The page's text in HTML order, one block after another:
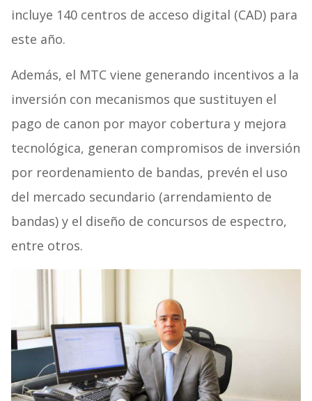
incluye 140 centros de acceso digital (CAD) para
este año.
Además, el MTC viene generando incentivos a la
inversión con mecanismos que sustituyen el
pago de canon por mayor cobertura y mejora
tecnológica, generan compromisos de inversión
por reordenamiento de bandas, prevén el uso
del mercado secundario (arrendamiento de
bandas) y el diseño de concursos de espectro,
entre otros.